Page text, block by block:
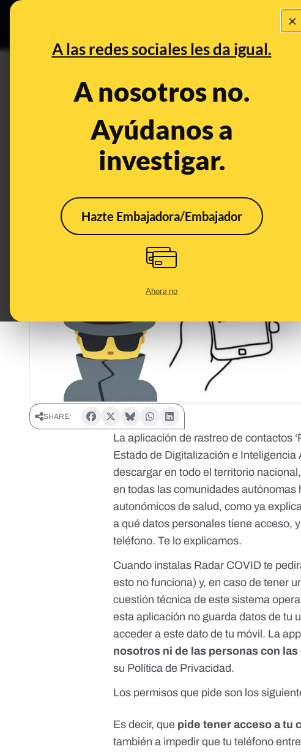
×
A las redes sociales les da igual.
A nosotros no.
Ayúdanos a
investigar.
Hazte Embajadora/Embajador
Ahora no
Bulos
La app Radar COVID pide
móviles como TikTok,
SHARE:
La aplicación de rastreo de contactos
Estado de Digitalización e
descargar en todo el territorio
en todas las comunidades
autonómicos de salud,como ya
a qué datos personales tiene acceso,
teléfono. Te lo explicamos.
Cuando instalas Radar COVID te
esto no funciona) y, en caso de tener
cuestión técnica de este sistema
esta aplicación no guarda datos de tu
acceder a este dato de tu móvil. La app
nosotros ni de las personas con
su Política de Privacidad.
Los permisos que pide son los
Es decir, que pide tener acceso a tu
también a impedir que tu teléfono